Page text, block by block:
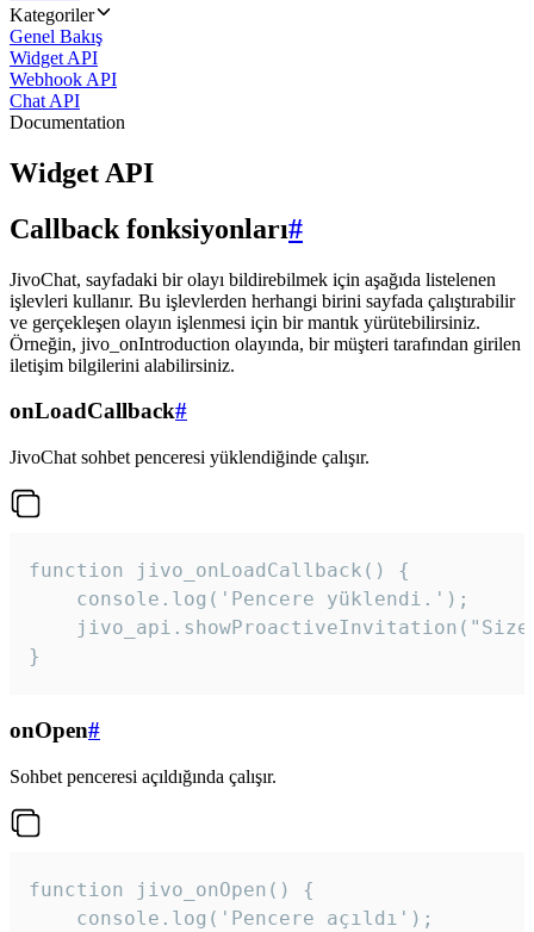
Kategoriler
Genel Bakış
Widget API
Webhook API
Chat API
Documentation
Widget API
Callback fonksiyonları#
JivoChat, sayfadaki bir olayı bildirebilmek için aşağıda listelenen
işlevleri kullanır. Bu işlevlerden herhangi birini sayfada çalıştırabilir
ve gerçekleşen olayın işlenmesi için bir mantık yürütebilirsiniz.
Örneğin, jivo_onIntroduction olayında, bir müşteri tarafından girilen
iletişim bilgilerini alabilirsiniz.
onLoadCallback#
JivoChat sohbet penceresi yüklendiğinde çalışır.
function jivo_onLoadCallback() {
    console.log('Pencere yüklendi.');
}
onOpen#
Sohbet penceresi açıldığında çalışır.
function jivo_onOpen() {
    console.log('Pencere açıldı');